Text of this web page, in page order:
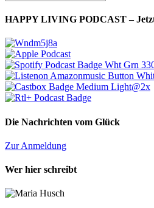
HAPPY LIVING PODCAST –
Die Nachrichten vom Glück
Zur Anmeldung
Wer hier schreibt